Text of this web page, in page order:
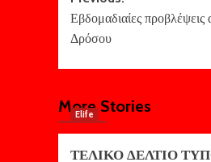
navigation
Εβδομαδιαίες
Δρόσου
More Stories
Elife
ΤΕΛΙΚΟ ΔΕΛΤΙΟ